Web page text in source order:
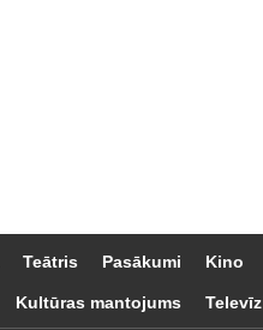
Teātris Pasākumi Kino
Kultūras mantojums